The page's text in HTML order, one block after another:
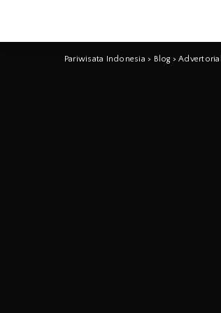
Pariwisata Indonesia > Blog >Advertorial